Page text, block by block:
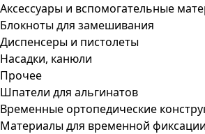
Аксессуары и вспомогательные
Блокноты для замешивания
Диспенсеры и пистолеты
Насадки, канюли
Прочее
Шпатели для альгинатов
Временные ортопедические
Материалы для временной фиксации